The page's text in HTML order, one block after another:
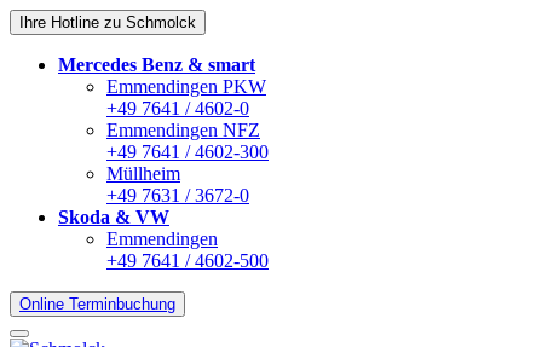
Ihre Hotline zu Schmolck
Mercedes Benz & smart
Emmendingen PKW
+49 7641 / 4602-0
Emmendingen NFZ
+49 7641 / 4602-300
Müllheim
+49 7631 / 3672-0
Skoda & VW
Emmendingen
+49 7641 / 4602-500
Online Terminbuchung